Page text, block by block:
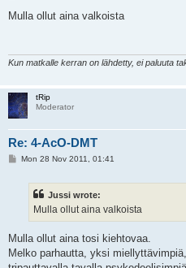
s
Mulla ollut aina valkoista
Kun matkalle kerran on lähdetty, ei paluuta
tRip
Moderator
Re: 4-AcO-DMT
PMon 28 Nov 2011, 01:41
Jussi wrote:
Mulla ollut aina valkoista
Mulla ollut aina tosi kiehtovaa.
Melko parhautta, yksi